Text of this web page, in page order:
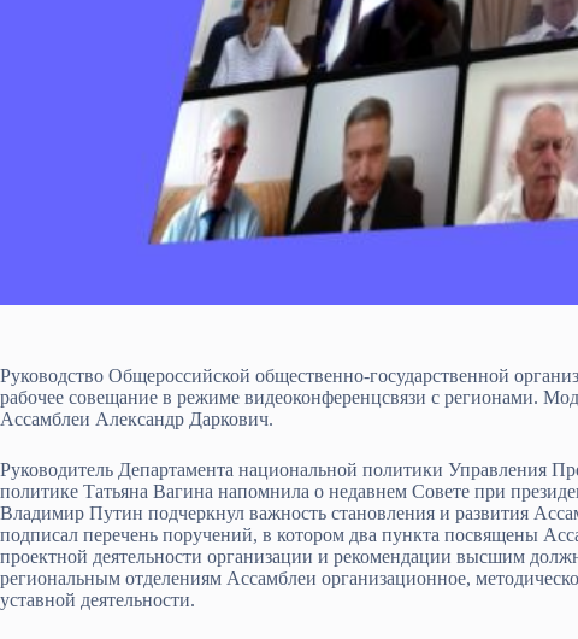
Руководство Общероссийской общественно-государственной
рабочее совещание в режиме видеоконференцсвязи с регионами.
Ассамблеи Александр Даркович.
Руководитель Департамента национальной политики Управления
политике Татьяна Вагина напомнила о недавнем Совете при
Владимир Путин подчеркнул важность становления и развития
подписал перечень поручений, в котором два пункта посвящены
проектной деятельности организации и рекомендации высшим
региональным отделениям Ассамблеи организационное,
уставной деятельности.